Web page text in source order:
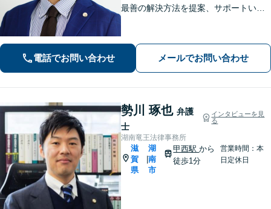
最善の解決方法を提案、サポートいた
福祉や医療と連携し垣根を超えて解決
へと導きます。【休日、夜間対応可
能】
電話でお問い合わせ メールでお問い合わせ
勢川 琢也 弁護
士
インタビューを見
る
湖南竜王法律事務所
滋
賀
県
湖
南
市
甲西駅から
徒歩1分
営業時間：本
日定休日